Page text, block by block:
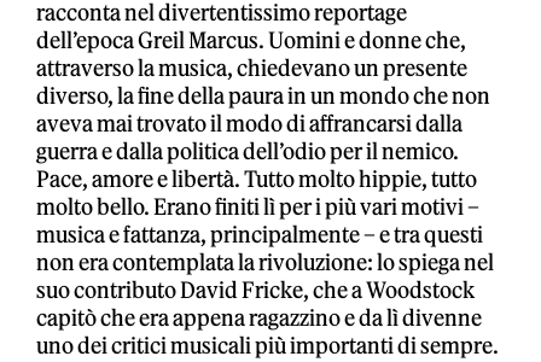
racconta nel divertentissimo reportage
dell’epoca Greil Marcus. Uomini e donne che,
attraverso la musica, chiedevano un presente
diverso, la fine della paura in un mondo che non
aveva mai trovato il modo di affrancarsi dalla
guerra e dalla politica dell’odio per il nemico.
Pace, amore e libertà. Tutto molto hippie, tutto
molto bello. Erano finiti lì per i più vari motivi –
musica e fattanza, principalmente – e tra questi
non era contemplata la rivoluzione: lo spiega nel
suo contributo David Fricke, che a Woodstock
capitò che era appena ragazzino e da lì divenne
uno dei critici musicali più importanti di sempre.